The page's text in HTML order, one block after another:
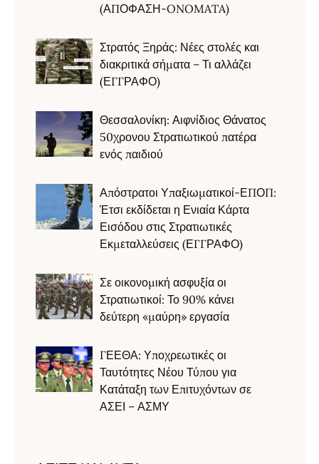
(ΑΠΟΦΑΣΗ-ONOMATA)
Στρατός Ξηράς: Νέες στολές και
διακριτικά σήματα – Τι αλλάζει
(ΕΓΓΡΑΦΟ)
Θεσσαλονίκη: Αιφνίδιος Θάνατος
50χρονου Στρατιωτικού πατέρα
ενός παιδιού
Απόστρατοι Υπαξιωματικοί-ΕΠΟΠ:
Έτσι εκδίδεται η Ενιαία Κάρτα
Εισόδου στις Στρατιωτικές
Εκμεταλλεύσεις (ΕΓΓΡΑΦΟ)
Σε οικονομική ασφυξία οι
Στρατιωτικοί: Το 90% κάνει
δεύτερη «μαύρη» εργασία
ΓΕΕΘΑ: Υποχρεωτικές οι
Ταυτότητες Νέου Τύπου για
Κατάταξη των Επιτυχόντων σε
ΑΣΕΙ – ΑΣΜΥ